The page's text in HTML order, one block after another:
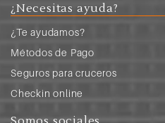
¿Necesitas ayuda?
¿Te ayudamos?
Métodos de Pago
Seguros para cruceros
Checkin online